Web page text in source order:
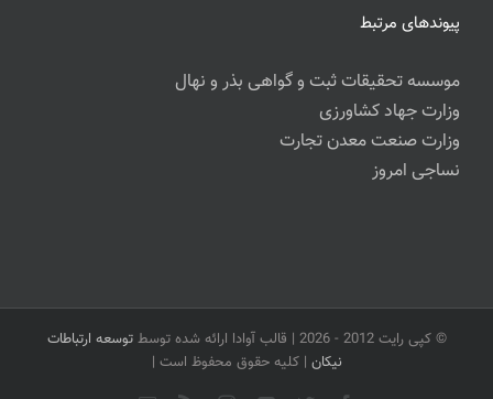
پیوندهای مرتبط
موسسه تحقیقات ثبت و گواهی بذر و نهال
وزارت جهاد کشاورزی
وزارت صنعت معدن تجارت
نساجی امروز
© کپی رایت 2012 - 2026 | قالب آوادا ارائه شده توسط
توسعه ارتباطات
نیکان | کلیه حقوق محفوظ است |